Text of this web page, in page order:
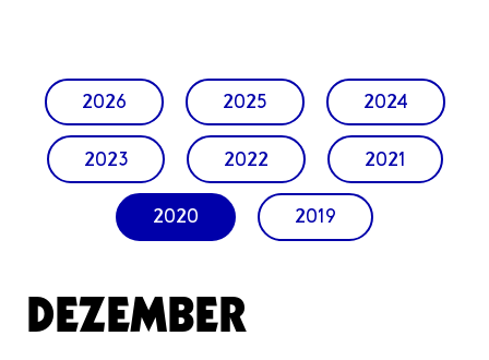
2026 2025 2024
2023 2022 2021
2020 2019
DEZEMBER